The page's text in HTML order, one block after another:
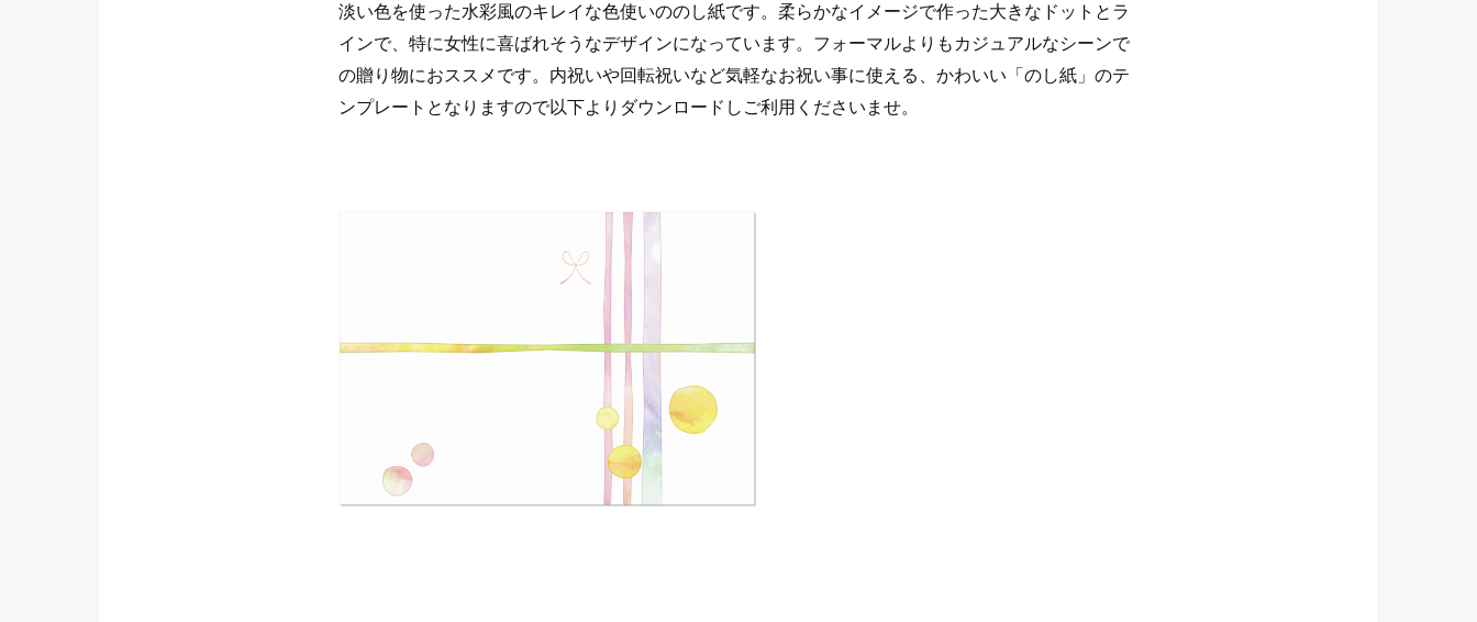
淡い色を使った水彩風のキレイな色使いののし紙です。柔らかなイメージで作った大きなドットとラ
インで、特に女性に喜ばれそうなデザインになっています。フォーマルよりもカジュアルなシーンで
の贈り物におススメです。内祝いや回転祝いなど気軽なお祝い事に使える、かわいい「のし紙」のテ
ンプレートとなりますので以下よりダウンロードしご利用くださいませ。